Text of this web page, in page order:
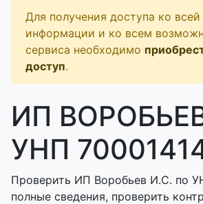
Для получения доступа ко всей
информации и ко всем
сервиса необходимо
доступ.
ИП
УНП
Проверить ИП Воробьев И.С. по
полные сведения, проверить